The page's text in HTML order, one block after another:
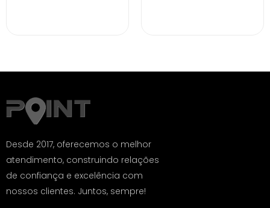
Desde 2017, oferecemos o melhor
atendimento, construindo relações
de confiança e excelência com
nossos clientes. Juntos, sempre!